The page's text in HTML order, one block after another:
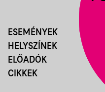
ESEMÉNYEK
HELYSZÍNEK
ELŐADÓK
CIKKEK